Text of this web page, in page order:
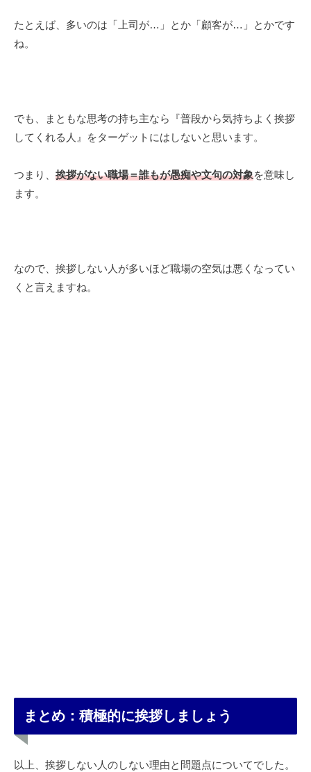
たとえば、多いのは「上司が…」とか「顧客が…」とかです
ね。
でも、まともな思考の持ち主なら『普段から気持ちよく挨拶
してくれる人』をターゲットにはしないと思います。
つまり、挨拶がない職場＝誰もが愚痴や文句の対象を意味し
ます。
なので、挨拶しない人が多いほど職場の空気は悪くなってい
くと言えますね。
まとめ：積極的に挨拶しましょう
以上、挨拶しない人のしない理由と問題点についてでした。